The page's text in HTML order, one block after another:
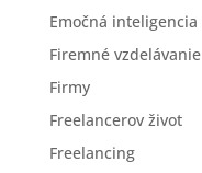
Emočná inteligencia
Firemné vzdelávanie
Firmy
Freelancerov život
Freelancing